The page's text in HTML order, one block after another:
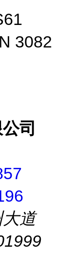
3082
司
道